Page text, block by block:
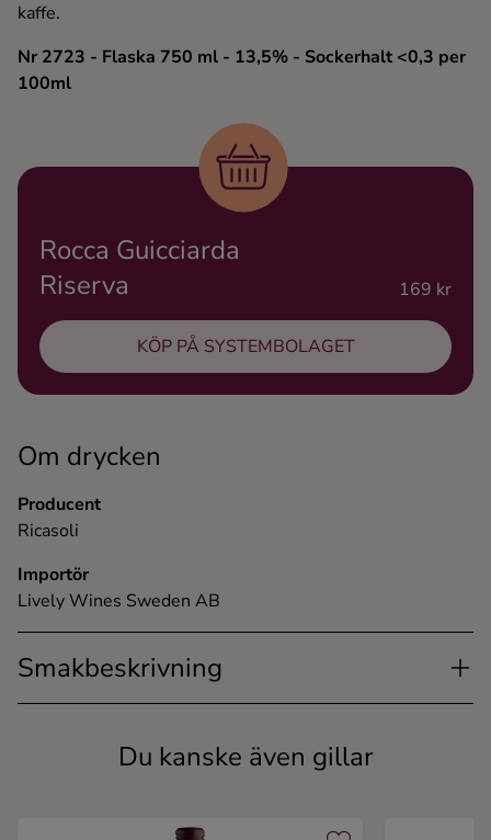
Ingredienser
kaffe.
Nr 2723 - Flaska 750 ml - 13,5% - Sockerhalt <0,3 per
100ml
Om drycken
Producent
Ricasoli
Importör
Lively Wines Sweden AB
Smakbeskrivning
Rocca Guicciarda
Riserva
169 kr
KÖP PÅ SYSTEMBOLAGET
Du kanske även gillar